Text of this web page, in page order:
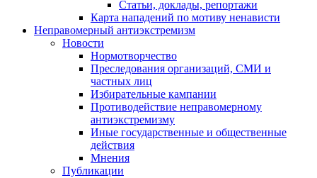
Статьи, доклады, репортажи
Карта нападений по мотиву ненависти
Неправомерный антиэкстремизм
Новости
Нормотворчество
Преследования организаций, СМИ и
частных лиц
Избирательные кампании
Противодействие неправомерному
антиэкстремизму
Иные государственные и общественные
действия
Мнения
Публикации